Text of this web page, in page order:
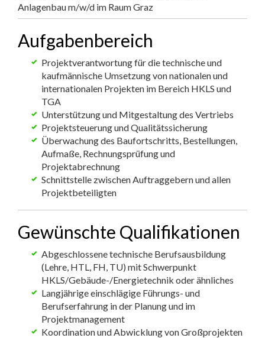
Anlagenbau m/w/d im Raum Graz
Aufgabenbereich
Projektverantwortung für die technische und
kaufmännische Umsetzung von nationalen und
internationalen Projekten im Bereich HKLS und
TGA
Unterstützung und Mitgestaltung des Vertriebs
Projektsteuerung und Qualitätssicherung
Überwachung des Baufortschritts, Bestellungen,
Aufmaße, Rechnungsprüfung und
Projektabrechnung
Schnittstelle zwischen Auftraggebern und allen
Projektbeteiligten
Gewünschte Qualifikationen
Abgeschlossene technische Berufsausbildung
(Lehre, HTL, FH, TU) mit Schwerpunkt
HKLS/Gebäude-/Energietechnik oder ähnliches
Langjährige einschlägige Führungs- und
Berufserfahrung in der Planung und im
Projektmanagement
Koordination und Abwicklung von Großprojekten